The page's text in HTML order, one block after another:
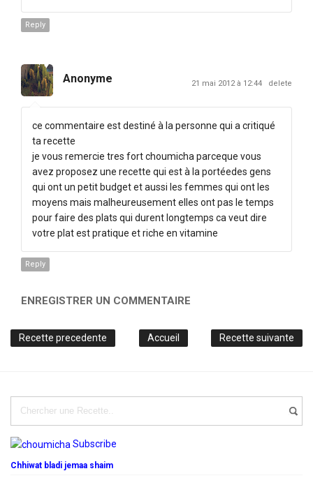
Reply
Anonyme 21 mai 2012 à 12:44 delete
ce commentaire est destiné à la personne qui a critiqué
ta recette
je vous remercie tres fort choumicha parceque vous
avez proposez une recette qui est à la portéedes gens
qui ont un petit budget et aussi les femmes qui ont les
moyens mais malheureusement elles ont pas le temps
pour faire des plats qui durent longtemps ca veut dire
votre plat est pratique et riche en vitamine
Reply
ENREGISTRER UN COMMENTAIRE
Recette precedente Recette suivante
Accueil
Subscribe
Chhiwat bladi jemaa shaim